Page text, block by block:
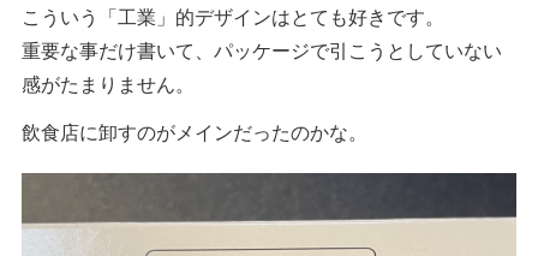
こういう「工業」的デザインはとても好きです。
重要な事だけ書いて、パッケージで引こうとしていない
感がたまりません。
飲食店に卸すのがメインだったのかな。